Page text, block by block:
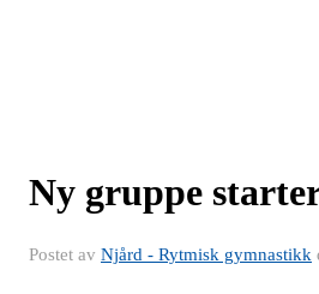
Ny gruppe
Postet av Njård - Rytmisk gymnastikk